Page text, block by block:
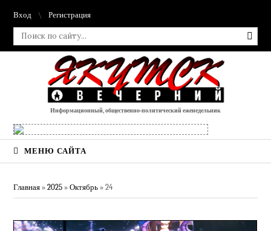
Вход Регистрация
Информационный, общественно-политический еженедельник
МЕНЮ САЙТА
Главная »2025 » Октябрь » 24